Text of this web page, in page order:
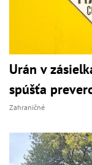
Urán v
spúšťa
Zahraničné